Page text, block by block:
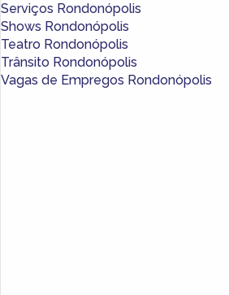
Serviços Rondonópolis
Shows Rondonópolis
Teatro Rondonópolis
Trânsito Rondonópolis
Vagas de Empregos Rondonópolis